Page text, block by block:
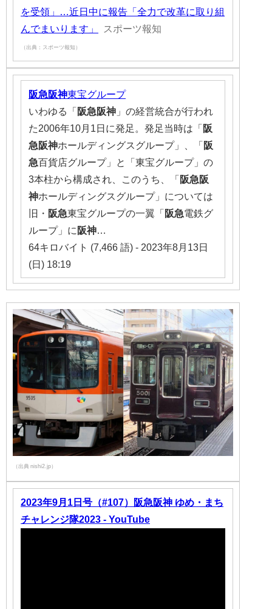
を受領」…近日中に報告「全力で改革に取り組
んでまいります」
スポーツ報知
（出典：スポーツ報知）
阪急阪神東宝グループ
いわゆる「 阪急阪神 」の経営統合が行われ
た2006年10月1日に発足。発足当時は「 阪
急阪神ホールディングスグループ」、「 阪
急百貨店グループ」と「東宝グループ」の
3本柱から構成され、このうち、「 阪急阪
神ホールディングスグループ」については
旧・ 阪急東宝グループの一翼「 阪急電鉄グ
ループ」に 阪神
64キロバイト (7,466 語) - 2023年8月13日
(日) 18:19
（出典 nishi2.jp）
2023年9月1日号（#107）阪急阪神 ゆめ・まち
チャレンジ隊2023 - YouTube